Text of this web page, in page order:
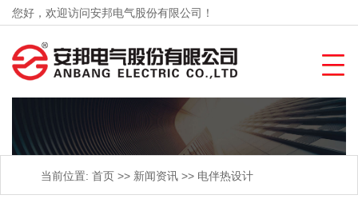
您好，欢迎访问安邦电气股份有限公司！
当前位置: 首页 >> 新闻资讯 >> 电伴热设计